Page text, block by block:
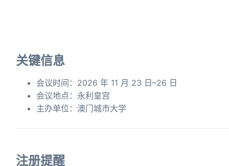
关键信息
会议时间：2026 年 11 月 23 日–26 日
会议地点：永利皇宫
主办单位：澳门城市大学
注册提醒